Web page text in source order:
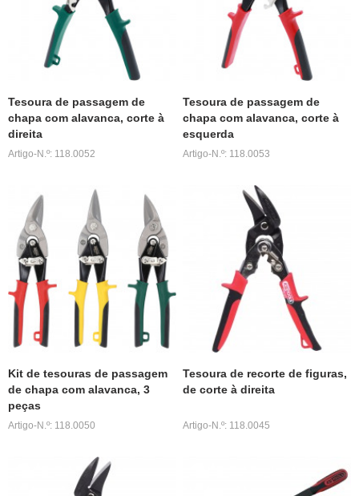
Tesoura de passagem de
chapa com alavanca, corte à
direita
Artigo-N.º: 118.0052
Tesoura de passagem de
chapa com alavanca, corte à
esquerda
Artigo-N.º: 118.0053
Kit de tesouras de passagem
de chapa com alavanca, 3
peças
Artigo-N.º: 118.0050
Tesoura de recorte de figuras,
de corte à direita
Artigo-N.º: 118.0045